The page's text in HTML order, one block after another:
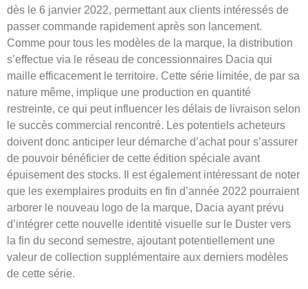
dès le 6 janvier 2022, permettant aux clients intéressés de
passer commande rapidement après son lancement.
Comme pour tous les modèles de la marque, la distribution
s’effectue via le réseau de concessionnaires Dacia qui
maille efficacement le territoire. Cette série limitée, de par sa
nature même, implique une production en quantité
restreinte, ce qui peut influencer les délais de livraison selon
le succès commercial rencontré. Les potentiels acheteurs
doivent donc anticiper leur démarche d’achat pour s’assurer
de pouvoir bénéficier de cette édition spéciale avant
épuisement des stocks. Il est également intéressant de noter
que les exemplaires produits en fin d’année 2022 pourraient
arborer le nouveau logo de la marque, Dacia ayant prévu
d’intégrer cette nouvelle identité visuelle sur le Duster vers
la fin du second semestre, ajoutant potentiellement une
valeur de collection supplémentaire aux derniers modèles
de cette série.